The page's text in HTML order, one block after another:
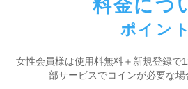
料金につ
ポイント
女性会員様は使用料無料＋新規登録で
部サービスでコインが必要な場